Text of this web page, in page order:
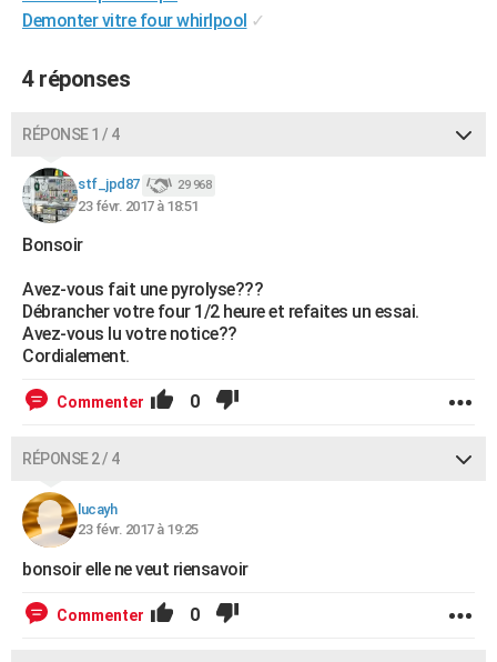
Destinations
City break
Voyage nature
Voyage de noces
Forum
Climat
PHOTO
GUIDES D'ACHAT
Carte de Noël
Carte Bonne année
Carte Saint-Valentin
Carte Pâques
Carte d'anniversaire
DICTIONNAIRE
Dictionnaire
Biographies
Citations
Expressions
Proverbes
PROGRAMME TV
COPAINS D'AVANT
S'inscrire
Se connecter
Lycées
Collèges
Primaires
Universités
Entreprises
Service militaire
Avis de recherche
AVIS DE DÉCÈS
FORUM
Demonter vitre four whirlpool ✓
4 réponses
RÉPONSE 1 / 4
stf_jpd87 29 968
23 févr. 2017 à 18:51
Bonsoir
Avez-vous fait une pyrolyse???
Débrancher votre four 1/2 heure et refaites un essai.
Avez-vous lu votre notice??
Cordialement.
Commenter 0
RÉPONSE 2 / 4
lucayh
23 févr. 2017 à 19:25
bonsoir elle ne veut riensavoir
Commenter 0